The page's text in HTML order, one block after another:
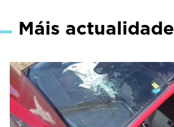
Máis actualidade